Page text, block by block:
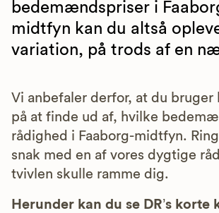
bedemændspriser i
midtfyn kan du altså
variation, på trods af en
Vi anbefaler derfor, at du bruger
på at finde ud af, hvilke
rådighed i Faaborg-midtfyn.
snak med en af vores dygtige
tvivlen skulle ramme dig.
Herunder kan du se DR’s korte